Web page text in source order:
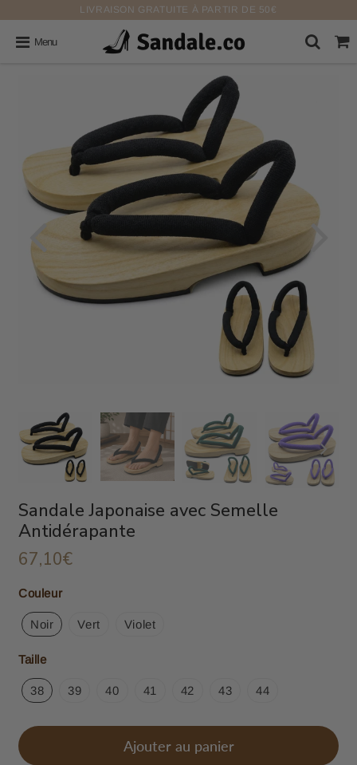
LIVRAISON GRATUITE À PARTIR DE 50€
Menu
Sandale Japonaise avec Semelle
Antidérapante
67,10€
price
Couleur
Noir Vert Violet
Taille
38 39 40 41 42 43 44
Ajouter au panier